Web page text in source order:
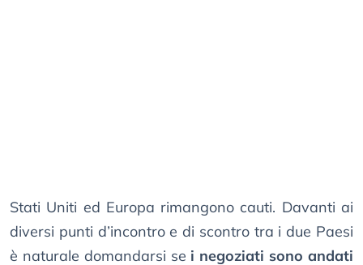
Stati Uniti ed Europa rimangono cauti. Davanti ai
diversi punti d’incontro e di scontro tra i due Paesi
è naturale domandarsi se i negoziati sono andati